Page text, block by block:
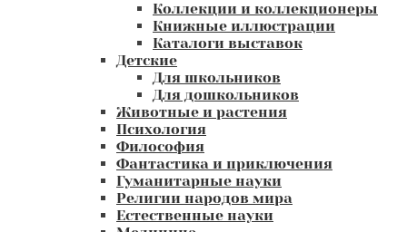
Коллекции и коллекционеры
Книжные иллюстрации
Каталоги выставок
Детские
Для школьников
Для дошкольников
Животные и растения
Психология
Философия
Фантастика и приключения
Гуманитарные науки
Религии народов мира
Естественные науки